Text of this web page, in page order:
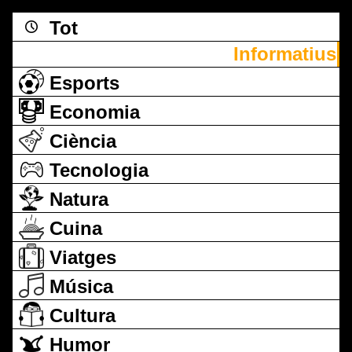
Tot
Informatius
Esports
Economia
Ciència
Tecnologia
Natura
Cuina
Viatges
Música
Cultura
Humor